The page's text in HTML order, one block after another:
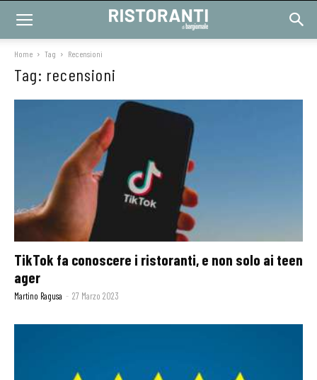
Home Tag Recensioni
Tag: recensioni
TikTok fa conoscere i ristoranti, e non solo ai teen
ager
Martino Ragusa - 27 Marzo 2023